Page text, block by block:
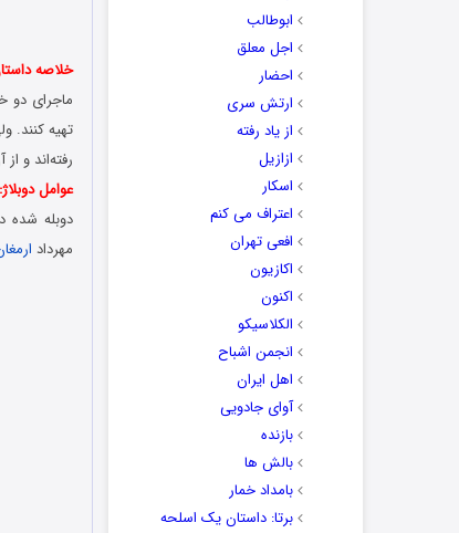
ابوطالب
اجل معلق
احضار
ارتش سری
از یاد رفته
ازازیل
اسکار
اعتراف می کنم
افعی تهران
اکازیون
اکنون
الکلاسیکو
انجمن اشباح
اهل ایران
آوای جادویی
بازنده
بالش ها
بامداد خمار
برتا: داستان یک اسلحه
خلاصه
ماجرای دو
تهیه کنند.
رفته‌اند و
عوامل دوبلاژ:
دوبله شده
مهرداد